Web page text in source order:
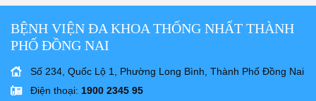
BỆNH VIỆN ĐA KHOA THỐNG NHẤT THÀNH
PHỐ ĐỒNG NAI
Số 234, Quốc Lộ 1, Phường Long Bình, Thành Phố Đồng Nai
Điện thoại: 1900 2345 95